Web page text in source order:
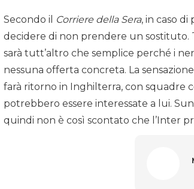
Secondo il Corriere della Sera, in caso
decidere di non prendere un sostituto.
sarà tutt’altro che semplice perché i
nessuna offerta concreta. La
farà ritorno in Inghilterra, con squadre
potrebbero essere interessate a lui.
quindi non è così scontato che l’Inter